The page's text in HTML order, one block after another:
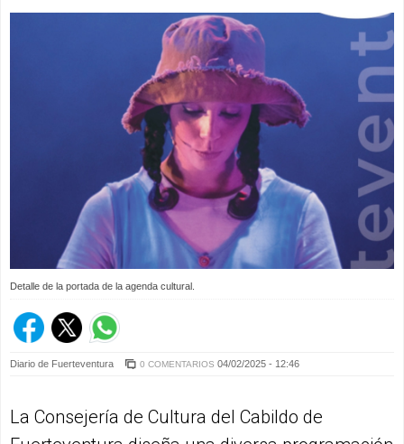
Detalle de la portada de la agenda cultural.
Diario de Fuerteventura 0 COMENTARIOS 04/02/2025 - 12:46
La Consejería de Cultura del Cabildo de